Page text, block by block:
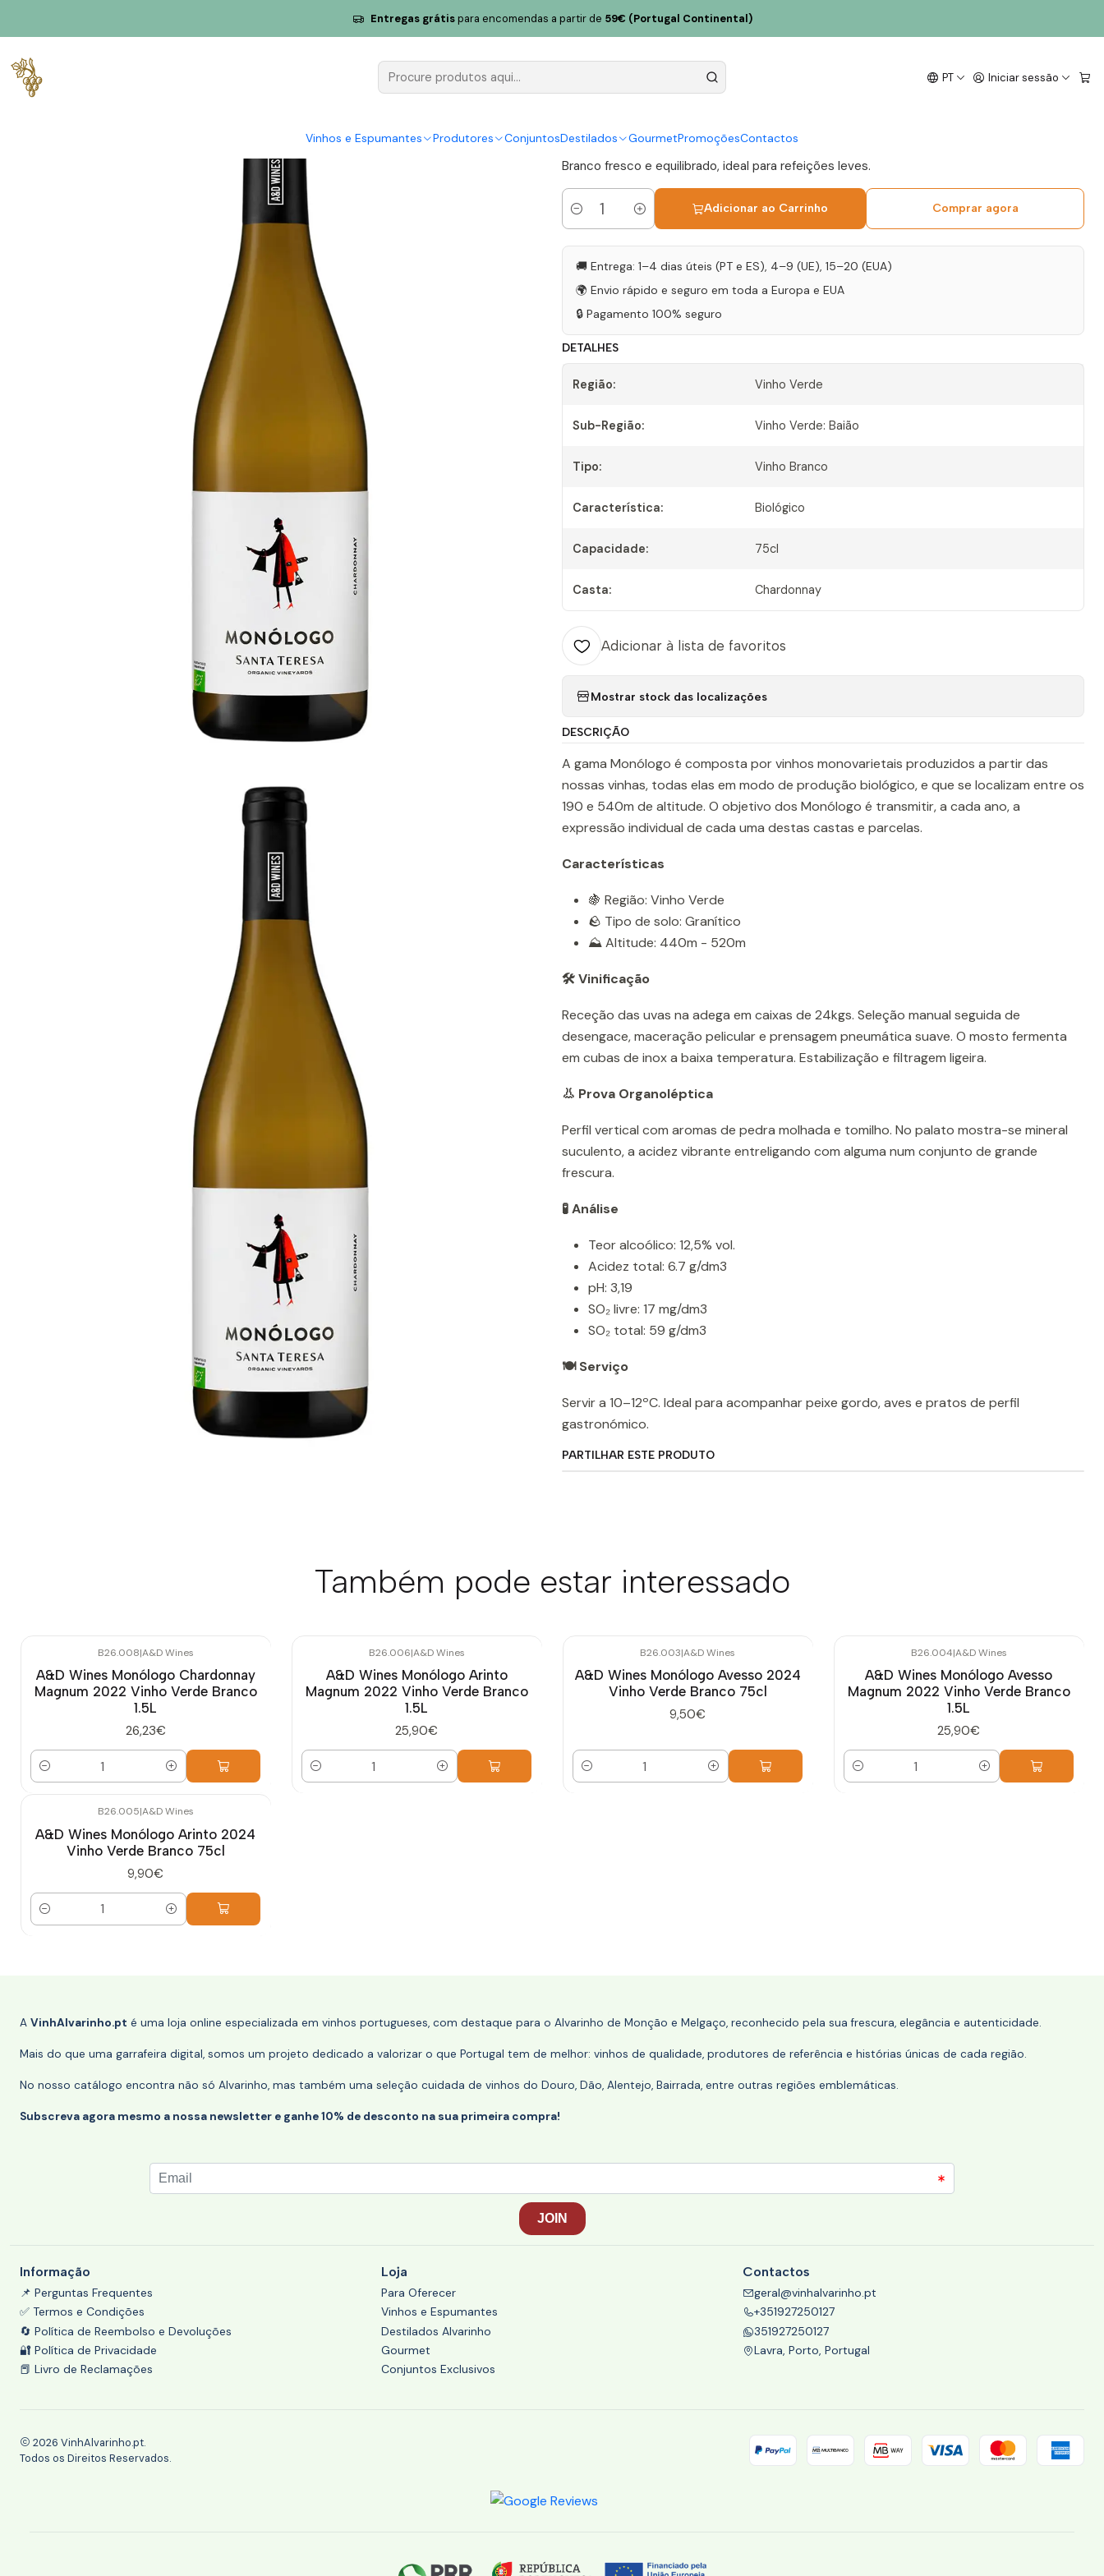
PT Iniciar sessão
Vinhos e Espumantes Produtores ConjuntosDestilados GourmetPromoçõesContactos
Entregas grátispara encomendas a partir de 59€ (Portugal Continental)
A&D Wines Monólogo Chardonnay 2024 Vinho Verde Branco 75cl
A&D Wines Monólogo Chardonnay
|
Branco fresco e equilibrado, ideal para refeições leves.
Quantidade
Adicionar ao Carrinho Comprar agora
🚚 Entrega: 1–4 dias úteis (PT e ES), 4–9 (UE), 15–20 (EUA)
🌍 Envio rápido e seguro em toda a Europa e EUA
🔒 Pagamento 100% seguro
DETALHES
Região: Vinho Verde
Sub-Região: Vinho Verde: Baião
Tipo: Vinho Branco
Característica: Biológico
Capacidade: 75cl
Casta: Chardonnay
Adicionar à lista de favoritos
Mostrar stock das localizações
DESCRIÇÃO
A gama Monólogo é composta por vinhos monovarietais produzidos a partir das
nossas vinhas, todas elas em modo de produção biológico, e que se localizam entre os
190 e 540m de altitude. O objetivo dos Monólogo é transmitir, a cada ano, a
expressão individual de cada uma destas castas e parcelas.
Características
🍇 Região: Vinho Verde
🪨 Tipo de solo: Granítico
⛰️ Altitude: 440m - 520m
🛠️ Vinificação
Receção das uvas na adega em caixas de 24kgs. Seleção manual seguida de
desengace, maceração pelicular e prensagem pneumática suave. O mosto fermenta
em cubas de inox a baixa temperatura. Estabilização e filtragem ligeira.
👃 Prova Organoléptica
Perfil vertical com aromas de pedra molhada e tomilho. No palato mostra-se mineral
suculento, a acidez vibrante entreligando com alguma num conjunto de grande
frescura.
🧪 Análise
Teor alcoólico: 12,5% vol.
Acidez total: 6.7 g/dm3
pH: 3,19
SO₂ livre: 17 mg/dm3
SO₂ total: 59 g/dm3
🍽️ Serviço
Servir a 10–12ºC. Ideal para acompanhar peixe gordo, aves e pratos de perfil
gastronómico.
PARTILHAR ESTE PRODUTO
Também pode estar interessado
B26.008|A&D Wines
A&D Wines Monólogo Chardonnay
Magnum 2022 Vinho Verde Branco
1.5L
26,23€
Quantidade
B26.006|A&D Wines
A&D Wines Monólogo Arinto
Magnum 2022 Vinho Verde Branco
1.5L
25,90€
Quantidade
B26.003|A&D Wines
A&D Wines Monólogo Avesso 2024
Vinho Verde Branco 75cl
9,50€
Quantidade
B26.004|A&D Wines
A&D Wines Monólogo Avesso
Magnum 2022 Vinho Verde Branco
1.5L
25,90€
Quantidade
B26.005|A&D Wines
A&D Wines Monólogo Arinto 2024
Vinho Verde Branco 75cl
9,90€
Quantidade
A VinhAlvarinho.pt é uma loja online especializada em vinhos portugueses, com destaque para o Alvarinho de Monção e Melgaço, reconhecido pela sua frescura, elegância e autenticidade.
Mais do que uma garrafeira digital, somos um projeto dedicado a valorizar o que Portugal tem de melhor: vinhos de qualidade, produtores de referência e histórias únicas de cada região.
No nosso catálogo encontra não só Alvarinho, mas também uma seleção cuidada de vinhos do Douro, Dão, Alentejo, Bairrada, entre outras regiões emblemáticas.
Subscreva agora mesmo a nossa newsletter e ganhe 10% de desconto na sua primeira compra!
Informação
📌 Perguntas Frequentes
✅ Termos e Condições
🔄 Política de Reembolso e Devoluções
🔐 Política de Privacidade
📕 Livro de Reclamações
Loja
Para Oferecer
Vinhos e Espumantes
Destilados Alvarinho
Gourmet
Conjuntos Exclusivos
Contactos
geral@vinhalvarinho.pt
+351927250127
351927250127
Lavra, Porto, Portugal
2026 VinhAlvarinho.pt.
Todos os Direitos Reservados.